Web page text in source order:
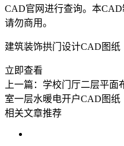
CAD官网进行查询。本CAD
请勿商用。
建筑装饰拱门设计CAD图纸
立即查看
上一篇：学校门厅二层平面
室一层水暖电开户CAD图纸
相关文章推荐